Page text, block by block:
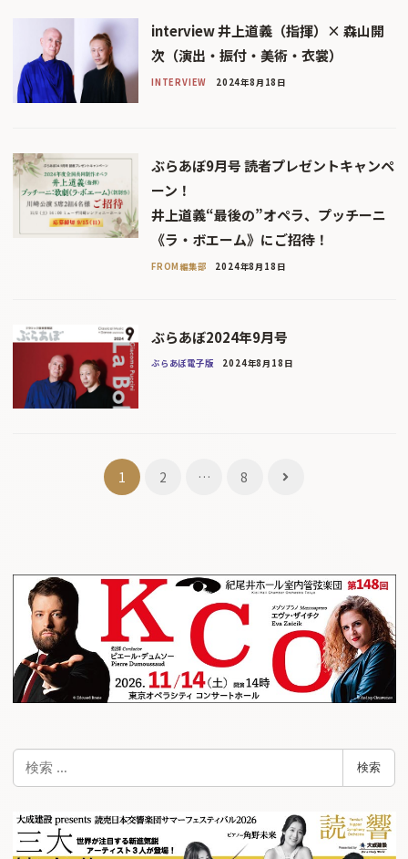
interview 井上道義（指揮）× 森山開
次（演出・振付・美術・衣裳）
INTERVIEW 2024年8月18日
ぶらあぼ9月号 読者プレゼントキャンペ
ーン！
井上道義“最後の”オペラ、プッチーニ
《ラ・ボエーム》にご招待！
FROM編集部 2024年8月18日
ぶらあぼ2024年9月号
ぶらあぼ電子版 2024年8月18日
ゲ
ー
ョ
ン
1 2 … 8
検
検索